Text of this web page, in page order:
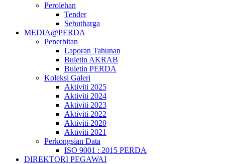
Perolehan
Tender
Sebutharga
MEDIA@PERDA
Penerbitan
Laporan Tahunan
Buletin AKRAB
Buletin PERDA
Koleksi Galeri
Aktiviti 2025
Aktiviti 2024
Aktiviti 2023
Aktiviti 2022
Aktiviti 2020
Aktiviti 2021
Perkongsian Data
ISO 9001 : 2015 PERDA
DIREKTORI PEGAWAI